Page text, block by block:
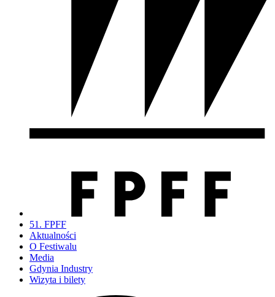
51. FPFF
Aktualności
O Festiwalu
Media
Gdynia Industry
Wizyta i bilety